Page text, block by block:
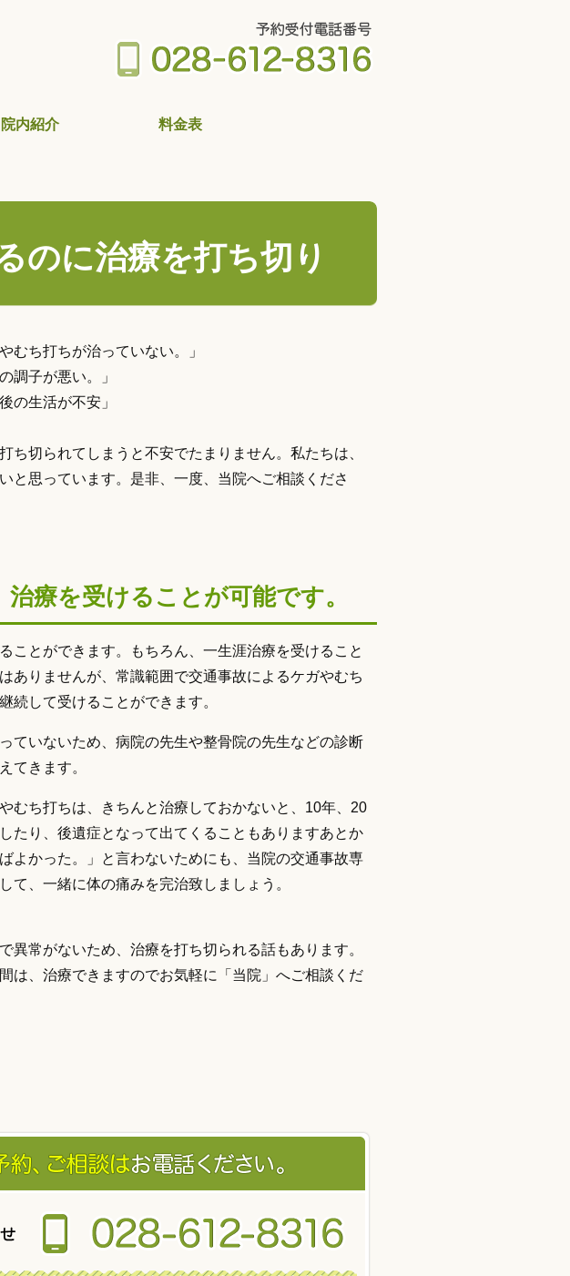
院内紹介 料金表
のに治療を打ち切り
むち打ちが治っていない。」
調子が悪い。」
の生活が不安」
ち切られてしまうと不安でたまりません。私たちは、
と思っています。是非、一度、当院へご相談くださ
療を受けることが可能です。
ことができます。もちろん、一生涯治療を受けること
ありませんが、常識範囲で交通事故によるケガやむち
続して受けることができます。
ていないため、病院の先生や整骨院の先生などの診断
てきます。
むち打ちは、きちんと治療しておかないと、10年、20
たり、後遺症となって出てくることもありますあとか
よかった。」と言わないためにも、当院の交通事故専
て、一緒に体の痛みを完治致しましょう。
異常がないため、治療を打ち切られる話もあります。
は、治療できますのでお気軽に「当院」へご相談くだ